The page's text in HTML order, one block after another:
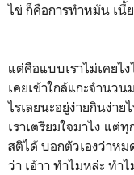
ไข่ ก็คือการทำหมัน เนี้
แต่คือแบบเราไม่เคยไ
เคยเข้าใกล้แกะจำนว
ไรเลยนะอยู่ง่ายกินง่า
เราเตรียมใจมาไง แ
สติได้ บอกตัวเองว่าหม
ว่า เอ้าา ทำไมหล่ะ ทำ